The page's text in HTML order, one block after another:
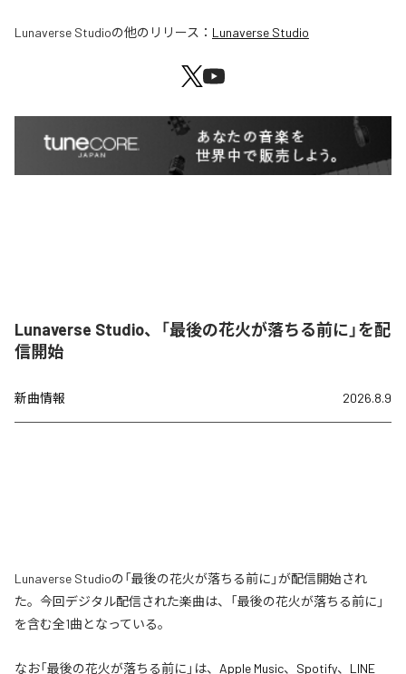
Lunaverse Studioの他のリリース： Lunaverse Studio
Lunaverse Studio、「最後の花火が落ちる前に」を配
信開始
新曲情報 2026.8.9
Lunaverse Studioの「最後の花火が落ちる前に」が配信開始され
た。今回デジタル配信された楽曲は、「最後の花火が落ちる前に」
を含む全1曲となっている。
なお「最後の花火が落ちる前に 」は、 Apple Music、 Spotify、 LINE